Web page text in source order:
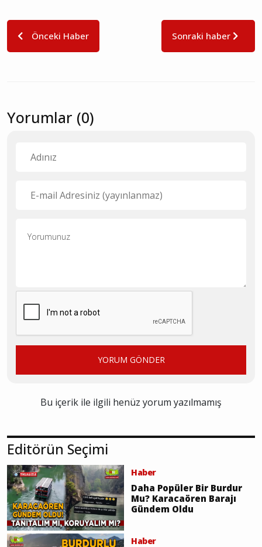
Önceki Haber Sonraki haber
Yorumlar (0)
YORUM GÖNDER
Bu içerik ile ilgili henüz yorum yazılmamış
Editörün Seçimi
Haber
Daha Popüler Bir Burdur
Mu? Karacaören Barajı
Gündem Oldu
Haber